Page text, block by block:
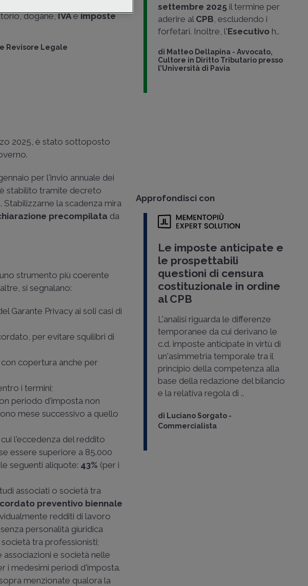
dogane,IVAeimposte
Revisore Legale
2025, è stato sottoposto
per l'invio annuale dei
stabilito tramite decreto
la scadenza mira
precompilata da
strumento più coerente
si segnalano:
Garante Privacy ai soli casi di
per evitare squilibri di
copertura anche per
i termini;
periodo d'imposta non
mese successivo a quello
l'eccedenza del reddito
essere superiore a 85.000
seguenti aliquote: 43% (per i
associati o società tra
preventivo biennale
redditi di lavoro
personalità giuridica
tra professionisti;
e società nelle
i medesimi periodi d'imposta.
menzionate qualora la
settembre 2025il termine per
aderire al CPB, escludendo i
forfetari. Inoltre, l'Esecutivoh..
di Matteo Dellapina - Avvocato,
Cultore in Diritto Tributario presso
l’Università di Pavia
Approfondisci con
Le imposte anticipate e
le prospettabili
questioni di censura
costituzionale in ordine
al CPB
L'analisi riguarda le differenze
temporanee da cui derivano le
c.d. imposte anticipate in virtù di
un'asimmetria temporale tra il
principio della competenza alla
base della redazione del bilancio
e la relativa regola di ..
di Luciano Sorgato -
Commercialista